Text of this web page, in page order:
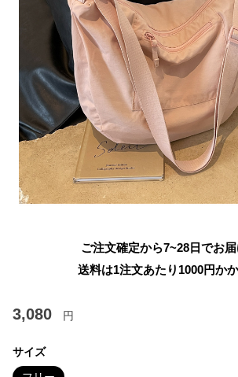
ご注文確定から7~28日でお
送料は1注文あたり 1000円か
3,080 円
サイズ